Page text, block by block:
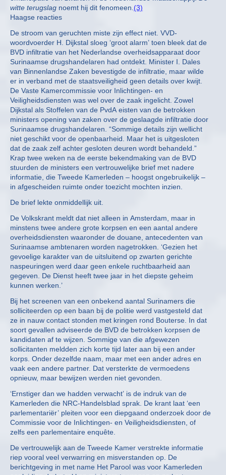
witte terugslag noemt hij dit fenomeen. (3)
Haagse reacties
De stroom van geruchten miste zijn effect niet. VVD-
woordvoerder H. Dijkstal sloeg ‘groot alarm’ toen bleek dat de
BVD infiltratie van het Nederlandse overheidsapparaat door
Surinaamse drugshandelaren had ontdekt. Minister I. Dales
van Binnenlandse Zaken bevestigde de infiltratie, maar wilde
er in verband met de staatsveiligheid geen details over kwijt.
De Vaste Kamercommissie voor Inlichtingen- en
Veiligheidsdiensten was wel over de zaak ingelicht. Zowel
Dijkstal als Stoffelen van de PvdA eisten van de betrokken
ministers opening van zaken over de geslaagde infiltratie door
Surinaamse drugshandelaren. “Sommige details zijn wellicht
niet geschikt voor de openbaarheid. Maar het is uitgesloten
dat de zaak zelf achter gesloten deuren wordt behandeld.”
Krap twee weken na de eerste bekendmaking van de BVD
stuurden de ministers een vertrouwelijke brief met nadere
informatie, die Tweede Kamerleden – hoogst ongebruikelijk –
in afgescheiden ruimte onder toezicht mochten inzien.
De brief lekte onmiddellijk uit.
De Volkskrant meldt dat niet alleen in Amsterdam, maar in
minstens twee andere grote korpsen en een aantal andere
overheidsdiensten waaronder de douane, antecedenten van
Surinaamse ambtenaren worden nagetrokken. ‘Gezien het
gevoelige karakter van de uitsluitend op zwarten gerichte
naspeuringen werd daar geen enkele ruchtbaarheid aan
gegeven. De Dienst heeft twee jaar in het diepste geheim
kunnen werken.’
Bij het screenen van een onbekend aantal Surinamers die
solliciteerden op een baan bij de politie werd vastgesteld dat
ze in nauw contact stonden met kringen rond Bouterse. In dat
soort gevallen adviseerde de BVD de betrokken korpsen de
kandidaten af te wijzen. Sommige van die afgewezen
sollicitanten meldden zich korte tijd later aan bij een ander
korps. Onder dezelfde naam, maar met een ander adres en
vaak een andere partner. Dat versterkte de vermoedens
opnieuw, maar bewijzen werden niet gevonden.
‘Ernstiger dan we hadden verwacht’ is de indruk van de
Kamerleden die NRC-Handelsblad sprak. De krant laat ‘een
parlementariër’ pleiten voor een diepgaand onderzoek door de
Commissie voor de Inlichtingen- en Veiligheidsdiensten, of
zelfs een parlementaire enquête.
De vertrouwelijk aan de Tweede Kamer verstrekte informatie
riep vooral veel verwarring en misverstanden op. De
berichtgeving in met name Het Parool was voor Kamerleden